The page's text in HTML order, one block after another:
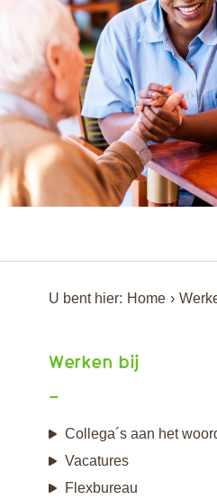
U bent hier: Home
Werken bij
Collega´s aan het
Vacatures
Flexbureau